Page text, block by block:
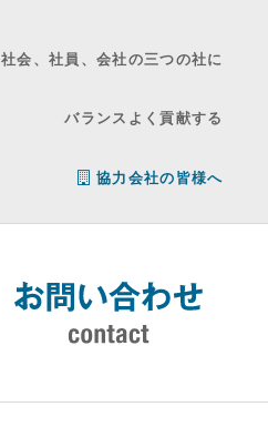
社会、社員、会社の三つの社に
バランスよく貢献する
協力会社の皆様へ